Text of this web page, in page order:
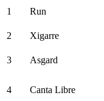
1
Run
2 Xigarre
3 Asgard
4 Canta Libre